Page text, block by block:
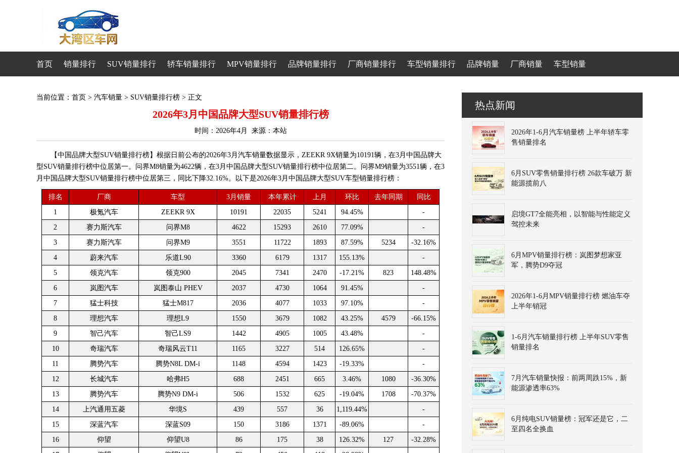
首页 销量排行 SUV销量排行 轿车销量排行 MPV销量排行 品牌销量排行 厂商销量排行 车型销量排行 品牌销量 厂商销量 车型销量
当前位置： 首页 > 汽车销量 > SUV销量排行榜 > 正文
2026年3月中国品牌大型SUV销量排行榜
时间：2026年4月 来源：本站
【中国品牌大型SUV销量排行榜】根据日前公布的2026年3月汽车销量数据显示，ZEEKR 9X销量为10191辆，在3月中国品牌大
型SUV销量排行榜中位居第一。问界M8销量为4622辆，在3月中国品牌大型SUV销量排行榜中位居第二。问界M9销量为3551辆，在3
月中国品牌大型SUV销量排行榜中位居第三，同比下降32.16%。以下是2026年3月中国品牌大型SUV车型销量排行榜：
排名 厂商 车型 3月销量 本年累计 上月 环比 去年同期
同比
1
极氪汽车 ZEEKR 9X 10191 22035 5241 94.45%
-
2
赛力斯汽车 问界M8 4622 15293 2610 77.09%
-
3
赛力斯汽车 问界M9 3551 11722 1893 87.59% 5234
-32.16%
4
蔚来汽车 乐道L90 3360 6179 1317 155.13%
-
5
领克汽车 领克900 2045 7341 2470 -17.21% 823
148.48%
6
岚图汽车 岚图泰山 PHEV 2037 4730 1064 91.45%
-
7
猛士科技 猛士M817 2036 4077 1033 97.10%
-
8
理想汽车 理想L9 1550 3679 1082 43.25% 4579
-66.15%
9
智己汽车 智己LS9 1442 4905 1005 43.48%
-
10
奇瑞汽车 奇瑞风云T11 1165 3227 514 126.65%
-
11
腾势汽车 腾势N8L DM-i 1148 4594 1423 -19.33%
-
12
长城汽车 哈弗H5 688 2451 665 3.46% 1080
-36.30%
13
腾势汽车 腾势N9 DM-i 506 1532 625 -19.04% 1708
-70.37%
14
上汽通用五菱 华境S 439 557 36 1,119.44%
-
15
深蓝汽车 深蓝S09 150 3186 1371 -89.06%
-
16
仰望 仰望U8 86 175 38 126.32% 127
-32.28%
热点新闻
2026年1-6月汽车销量榜 上半年轿车零
售销量排名
6月SUV零售销量排行榜 26款车破万 新
能源揽前八
启境GT7全能亮相，以智能与性能定义
驾控未来
6月MPV销量排行榜：岚图梦想家亚
军，腾势D9夺冠
2026年1-6月MPV销量排行榜 燃油车夺
上半年销冠
1-6月汽车销量排行榜 上半年SUV零售
销量排名
7月汽车销量快报：前两周跌15%，新
能源渗透率63%
6月纯电SUV销量榜：冠军还是它，二
至四名全换血